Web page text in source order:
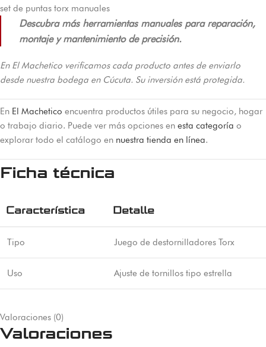
set de puntas torx manuales
Descubra más herramientas manuales para reparación,
montaje y mantenimiento de precisión.
En El Machetico verificamos cada producto antes de enviarlo
desde nuestra bodega en Cúcuta. Su inversión está protegida.
En El Machetico encuentra productos útiles para su negocio, hogar
o trabajo diario. Puede ver más opciones en esta categoría o
explorar todo el catálogo en nuestra tienda en línea.
Ficha técnica
Característica Detalle
Tipo Juego de destornilladores Torx
Uso Ajuste de tornillos tipo estrella
Valoraciones (0)
Valoraciones